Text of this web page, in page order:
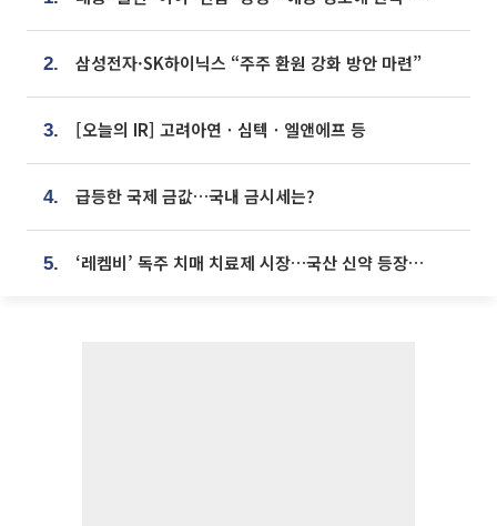
2. 삼성전자·SK하이닉스 “주주 환원 강화 방안 마련”
3. [오늘의 IR] 고려아연ㆍ심텍ㆍ엘앤에프 등
4. 급등한 국제 금값…국내 금시세는?
5. ‘레켐비’ 독주 치매 치료제 시장…국산 신약 등장하나